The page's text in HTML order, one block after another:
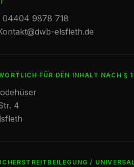
04404 9878 718
elsfleth.de
FÜR DEN INHALT NACH §
4
/